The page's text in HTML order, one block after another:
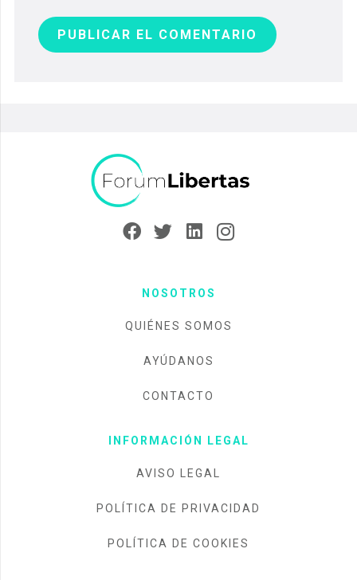
PUBLICAR EL COMENTARIO
NOSOTROS
QUIÉNES SOMOS
AYÚDANOS
CONTACTO
INFORMACIÓN LEGAL
AVISO LEGAL
POLÍTICA DE PRIVACIDAD
POLÍTICA DE COOKIES